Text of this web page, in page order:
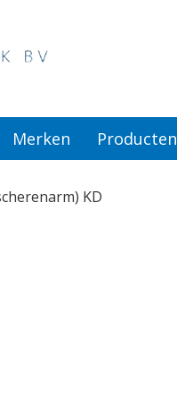
Merken Producten
KD